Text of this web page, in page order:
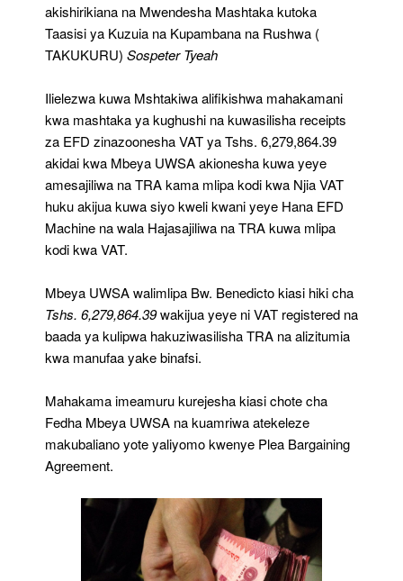
akishirikiana na Mwendesha Mashtaka kutoka
Taasisi ya Kuzuia na Kupambana na Rushwa (
TAKUKURU) Sospeter Tyeah
Ilielezwa kuwa Mshtakiwa alifikishwa mahakamani
kwa mashtaka ya kughushi na kuwasilisha receipts
za EFD zinazoonesha VAT ya Tshs. 6,279,864.39
akidai kwa Mbeya UWSA akionesha kuwa yeye
amesajiliwa na TRA kama mlipa kodi kwa Njia VAT
huku akijua kuwa siyo kweli kwani yeye Hana EFD
Machine na wala Hajasajiliwa na TRA kuwa mlipa
kodi kwa VAT.
Mbeya UWSA walimlipa Bw. Benedicto kiasi hiki cha
Tshs. 6,279,864.39wakijua yeye ni VAT registered na
baada ya kulipwa hakuziwasilisha TRA na alizitumia
kwa manufaa yake binafsi.
Mahakama imeamuru kurejesha kiasi chote cha
Fedha Mbeya UWSA na kuamriwa atekeleze
makubaliano yote yaliyomo kwenye Plea Bargaining
Agreement.